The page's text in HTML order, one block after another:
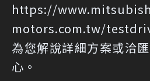
https://
motors.com.tw/
為您解說詳細方案或洽
心。